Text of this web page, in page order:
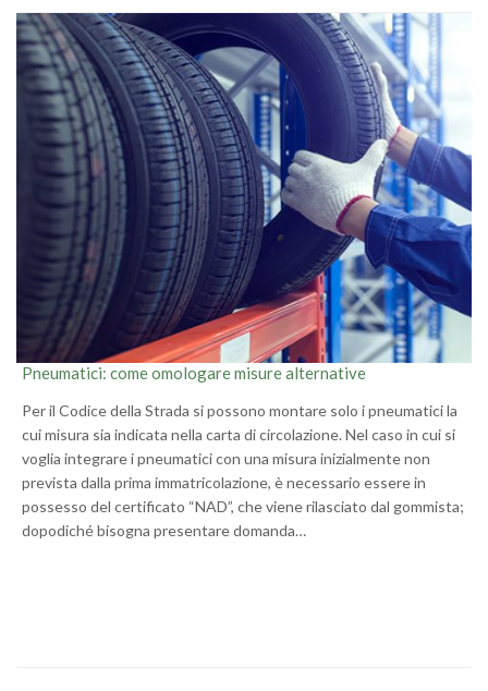
Pneumatici: come omologare misure alternative
Per il Codice della Strada si possono montare solo i pneumatici la
cui misura sia indicata nella carta di circolazione. Nel caso in cui si
voglia integrare i pneumatici con una misura inizialmente non
prevista dalla prima immatricolazione, è necessario essere in
possesso del certificato “NAD”, che viene rilasciato dal gommista;
dopodiché bisogna presentare domanda…